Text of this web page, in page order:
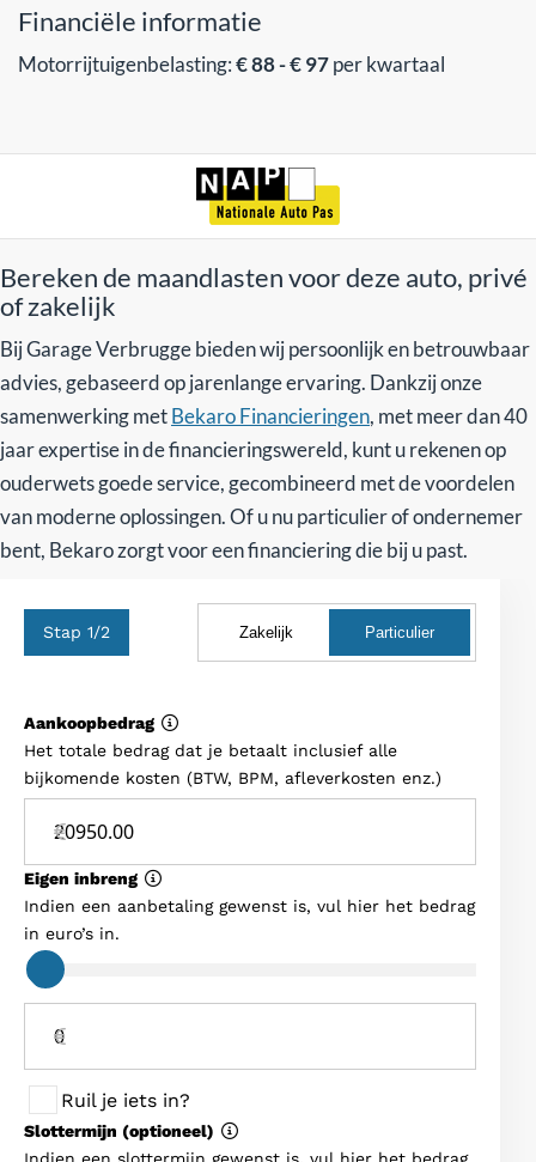
Financiële informatie
Motorrijtuigenbelasting:€ 88 - € 97per kwartaal
Bereken de maandlasten voor deze auto, privé
of zakelijk
Bij Garage Verbrugge bieden wij persoonlijk en betrouwbaar
advies, gebaseerd op jarenlange ervaring. Dankzij onze
samenwerking metBekaro Financieringen, met meer dan 40
jaar expertise in de financieringswereld, kunt u rekenen op
ouderwets goede service, gecombineerd met de voordelen
van moderne oplossingen. Of u nu particulier of ondernemer
bent, Bekaro zorgt voor een financiering die bij u past.